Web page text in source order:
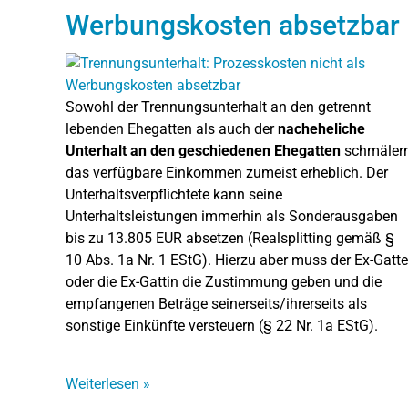
Werbungskosten absetzbar
Sowohl der Trennungsunterhalt an den getrennt
lebenden Ehegatten als auch dernacheheliche
Unterhalt an den geschiedenen Ehegatten
das verfügbare Einkommen zumeist erheblich. Der
Unterhaltsverpflichtete kann seine
Unterhaltsleistungen immerhin als Sonderausgaben
bis zu 13.805 EUR absetzen (Realsplitting gemäß §
10 Abs. 1a Nr. 1 EStG). Hierzu aber muss der Ex-Gatte
oder die Ex-Gattin die Zustimmung geben und die
empfangenen Beträge seinerseits/ihrerseits als
sonstige Einkünfte versteuern (§ 22 Nr. 1a EStG).
Weiterlesen »